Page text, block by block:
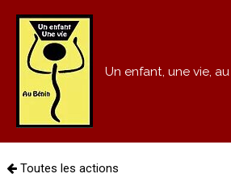
Un enfant, une vie,
Toutes les actions